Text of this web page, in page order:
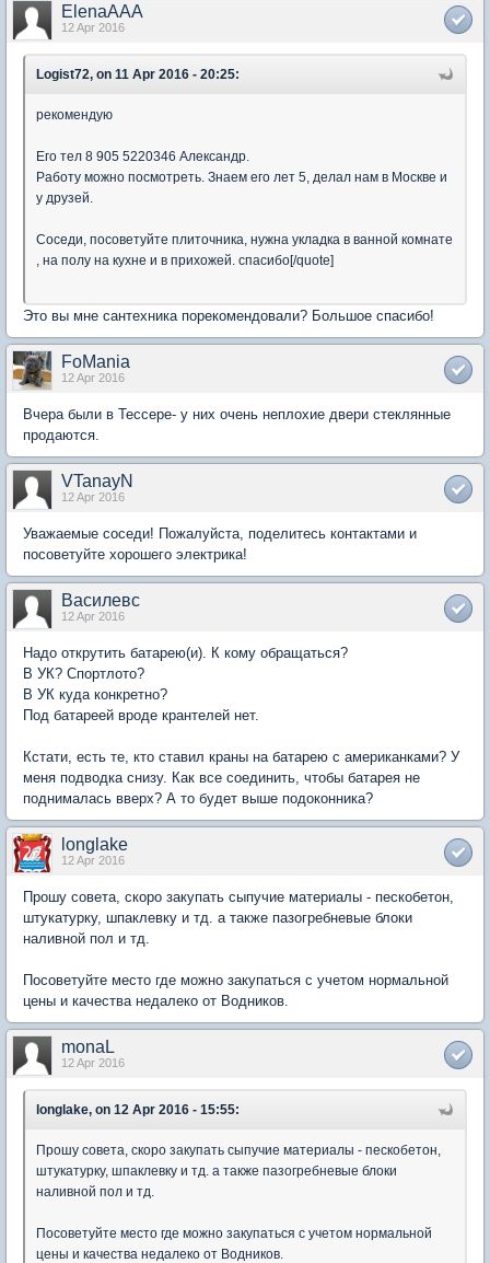
ElenaAAA
12 Apr 2016
Logist72, on 11 Apr 2016 - 20:25:
рекомендую
Его тел 8 905 5220346 Александр.
Работу можно посмотреть. Знаем его лет 5, делал нам в Москве и
у друзей.
Соседи, посоветуйте плиточника, нужна укладка в ванной комнате
, на полу на кухне и в прихожей. спасибо[/quote]
Это вы мне сантехника порекомендовали? Большое спасибо!
FoMania
12 Apr 2016
Вчера были в Тессере- у них очень неплохие двери стеклянные
продаются.
VTanayN
12 Apr 2016
Уважаемые соседи! Пожалуйста, поделитесь контактами и
посоветуйте хорошего электрика!
Василевс
12 Apr 2016
Надо открутить батарею(и). К кому обращаться?
В УК? Спортлото?
В УК куда конкретно?
Под батареей вроде крантелей нет.
Кстати, есть те, кто ставил краны на батарею с американками? У
меня подводка снизу. Как все соединить, чтобы батарея не
поднималась вверх? А то будет выше подоконника?
longlake
12 Apr 2016
Прошу совета, скоро закупать сыпучие материалы - пескобетон,
штукатурку, шпаклевку и тд. а также пазогребневые блоки
наливной пол и тд.
Посоветуйте место где можно закупаться с учетом нормальной
цены и качества недалеко от Водников.
monaL
12 Apr 2016
longlake, on 12 Apr 2016 - 15:55:
Прошу совета, скоро закупать сыпучие материалы - пескобетон,
штукатурку, шпаклевку и тд. а также пазогребневые блоки
наливной пол и тд.
Посоветуйте место где можно закупаться с учетом нормальной
цены и качества недалеко от Водников.